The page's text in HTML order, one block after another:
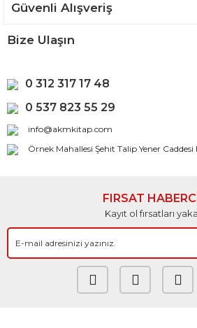
Güvenli Alışveriş
Bize Ulaşın
0 312 317 17 48
0 537 823 55 29
info@akmkitap.com
Örnek Mahallesi Şehit Talip Yener Caddesi
FIRSAT
Kayıt ol fırsatları